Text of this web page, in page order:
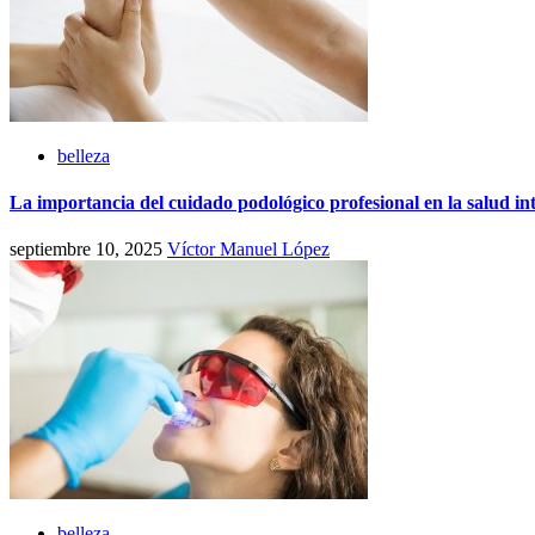
belleza
La importancia del cuidado podológico profesional en la salud
septiembre 10, 2025 Víctor Manuel López